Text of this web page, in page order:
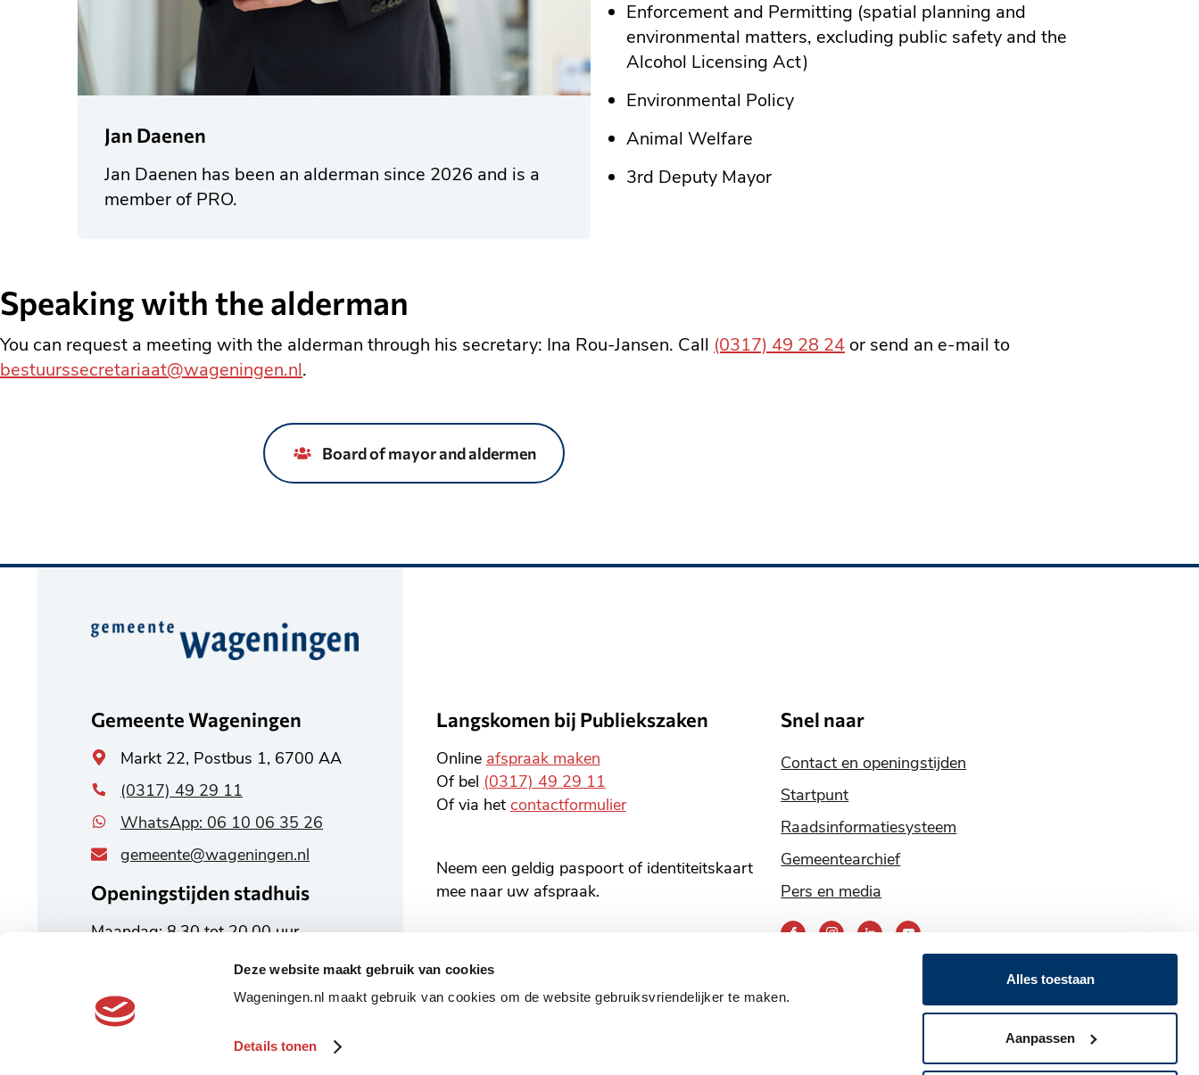
Deze website maakt gebruik van cookies
Wageningen.nl maakt gebruik van cookies om de website gebruiksvriendelijker te maken.
Details tonen
Alles toestaan
Aanpassen
Jan Daenen
Jan Daenen has been an alderman since 2026 and is a
member of PRO.
Enforcement and Permitting (spatial planning and
environmental matters, excluding public safety and the
Alcohol Licensing Act)
Environmental Policy
Animal Welfare
3rd Deputy Mayor
Speaking with the alderman
You can request a meeting with the alderman through his secretary: Ina Rou-Jansen. Call (0317) 49 28 24 or send an e-mail to
bestuurssecretariaat@wageningen.nl.
Board of mayor and aldermen
Belangrijke
Gemeente Wageningen
Algemeen
adres
Markt 22, Postbus 1, 6700 AA
(0317) 49 29 11
WhatsApp: 06 10 06 35 26
gemeente@wageningen.nl
Openingstijden stadhuis
Maandag: 8.30 tot 20.00 uur
Alle openingstijden
Langskomen bij Publiekszaken
Online afspraak maken
Of bel (0317) 49 29 11
Of via het contactformulier
Neem een geldig paspoort of identiteitskaart
mee naar uw afspraak.
Snel naar
Contact en openingstijden
Startpunt
Raadsinformatiesysteem
Gemeentearchief
Pers en media
Bereik
via